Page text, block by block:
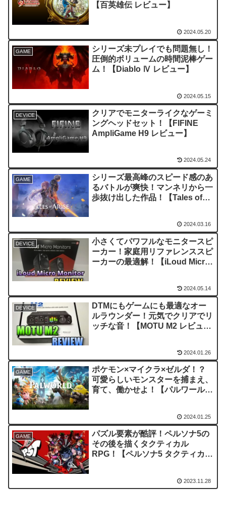
【百英雄伝 レビュー】
2024.05.20
GAME
シリーズ未プレイでも問題無し！
圧倒的ボリュームの時間泥棒ゲー
ム！【Diablo Ⅳ レビュー】
2024.05.15
DEVICE
クリアでモニターライクなゲーミ
ングヘッドセット！【FIFINE
AmpliGame H9 レビュー】
2024.05.24
GAME
シリーズ最高峰のスピード感のあ
るバトルが爽快！マンネリから一
歩抜け出した作品！【Tales of
2024.03.16
DEVICE
小さくてパワフルなモニタースピ
ーカー！家庭用リファレンススピ
ーカーの最適解！【iLoud Micro
2024.05.14
DEVICE
DTMにもゲームにも最適なオー
ルラウンダー！元気でクリアでリ
ッチな音！【MOTU M2 レビュ
2024.01.26
GAME
ポケモン×マイクラ×ゼルダ！？
可愛らしいモンスターを捕まえ、
育て、働かせよ！【パルワールド
2024.01.25
GAME
パズル要素が酷評！ペルソナ5の
その後を描くタクティカル
RPG！【ペルソナ5 タクティカ
2023.11.28